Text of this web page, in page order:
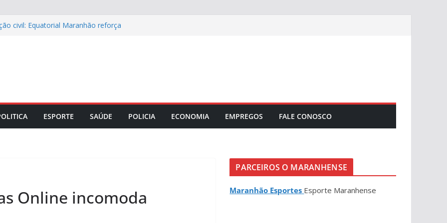
civil: Equatorial Maranhão reforça
discutem parceria com a
portando anfetaminas durante
em Imperatriz (MA)
ESPORTE SAÚDE POLICIA ECONOMIA EMPREGOS FALE CONOSCO
Online incomoda
PARCEIROS O MARANHENSE
Maranhão Esportes Esporte Maranhense